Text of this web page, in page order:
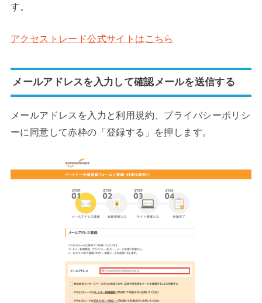
す。
アクセストレード公式サイトはこちら
メールアドレスを入力して確認メールを送信する
メールアドレスを入力と利用規約、プライバシーポリシ
ーに同意して赤枠の「登録する」を押します。